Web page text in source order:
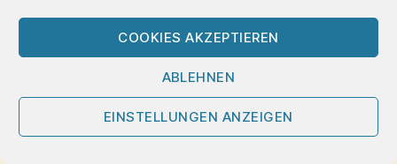
COOKIES AKZEPTIEREN
ABLEHNEN
EINSTELLUNGEN ANZEIGEN
ist, dass bei der Zurückhaltung des RKI keine politische
Einflussnahme im Spiel ist. Bei der Haltung des RKI ist
sicher zu berücksichtigen, dass das RKI vermutlich auch
befürchtet, angesichts des komplizierten Sachverhalts
würden Teile der Informationen ‚in der Praxis‘ verloren
gehen – so dass im Extremfall der (nicht berechtigte)